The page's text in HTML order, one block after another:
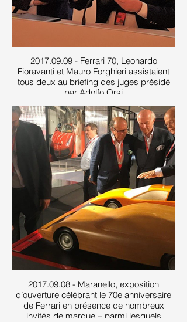
2017.09.09 - Ferrari 70, Leonardo
Fioravanti et Mauro Forghieri assistaient
tous deux au briefing des juges présidé
par Adolfo Orsi
2017.09.08 - Maranello, exposition
d’ouverture célébrant le 70e anniversaire
de Ferrari en présence de nombreux
invités de marque – parmi lesquels